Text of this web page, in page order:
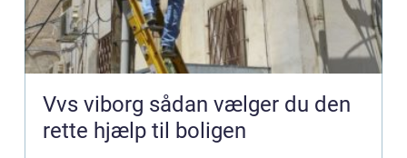
Vvs viborg sådan vælger du den
rette hjælp til boligen